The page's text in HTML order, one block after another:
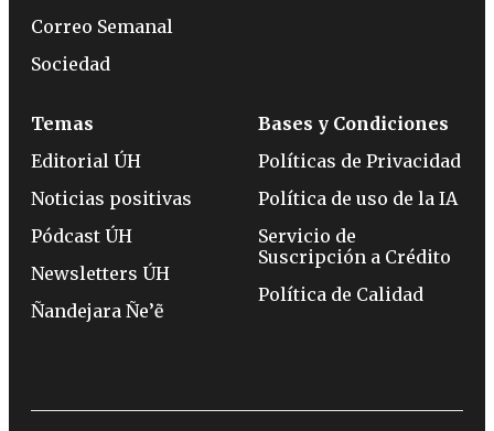
Correo Semanal
Sociedad
Temas
Editorial ÚH
Noticias positivas
Pódcast ÚH
Newsletters ÚH
Ñandejara Ñe’ẽ
Bases y Condiciones
Políticas de Privacidad
Política de uso de la IA
Servicio de
Suscripción a Crédito
Política de Calidad